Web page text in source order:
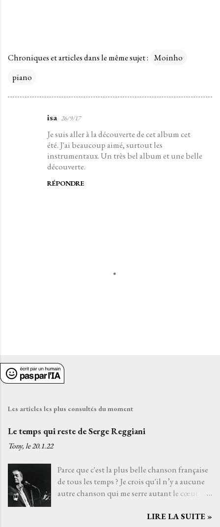
Chroniques et articles dans le même sujet : Moinho
piano
isa 26/9/17
Je suis aller à la découverte de cet album cet
été. J'ai beaucoup aimé, surtout les
instrumentaux. Un très bel album et une belle
découverte.
RÉPONDRE
n
r
e
t
e
r
u
n
c
o
Les articles les plus consultés du moment
Le temps qui reste de Serge Reggiani
Tony, le20.1.22
Parce que c'est la plus belle chanson française
de tous les temps ? Je crois qu'il n’y a aucune
autre chanson qui me serre autant le cœur
un texte de Jean-Loup Dabadie et une très
LIRE LA SUITE »